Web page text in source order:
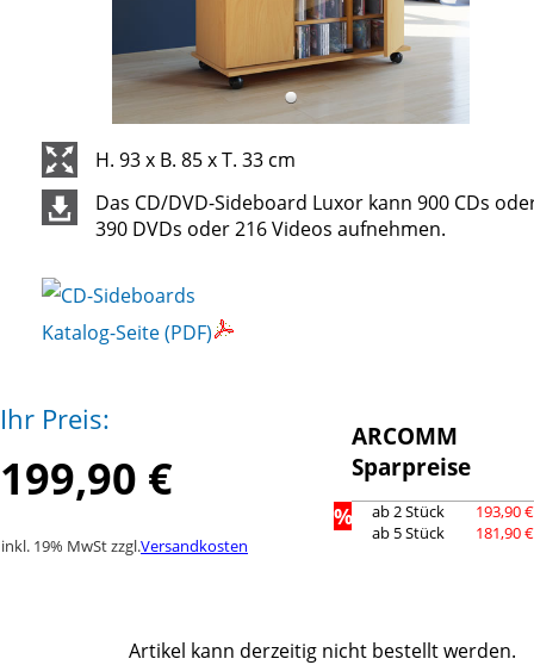
H. 93 x B. 85 x T. 33 cm
Das CD/DVD-Sideboard Luxor kann 900 CDs
390 DVDs oder 216 Videos aufnehmen.
Katalog-Seite (PDF)
Ihr Preis:
199,90 €
inkl. 19% MwSt zzgl.Versandkosten
ARCOMM
Sparpreise
% ab 2 Stück
193,90 €
ab 5 Stück
181,90 €
Artikel kann derzeitig nicht bestellt werden.